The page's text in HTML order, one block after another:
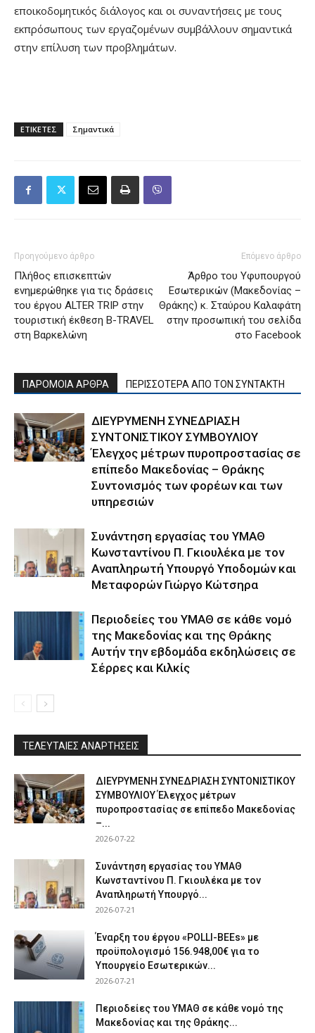
εποικοδομητικός διάλογος και οι συναντήσεις με τους
εκπρόσωπους των εργαζομένων συμβάλλουν σημαντικά
στην επίλυση των προβλημάτων.
ΕΤΙΚΕΤΕΣ Σημαντικά
Προηγούμενο άρθρο
Πλήθος επισκεπτών
ενημερώθηκε για τις δράσεις
του έργου ALTER TRIP στην
τουριστική έκθεση B-TRAVEL
στη Βαρκελώνη
Επόμενο άρθρο
Άρθρο του Υφυπουργού
Εσωτερικών (Μακεδονίας –
Θράκης) κ. Σταύρου Καλαφάτη
στην προσωπική του σελίδα
στο Facebook
ΠΑΡΟΜΟΙΑ ΑΡΘΡΑ ΠΕΡΙΣΣΟΤΕΡΑ ΑΠΟ ΤΟΝ ΣΥΝΤΑΚΤΗ
ΔΙΕΥΡΥΜΕΝΗ ΣΥΝΕΔΡΙΑΣΗ
ΣΥΝΤΟΝΙΣΤΙΚΟΥ ΣΥΜΒΟΥΛΙΟΥ
Έλεγχος μέτρων πυροπροστασίας σε
επίπεδο Μακεδονίας – Θράκης
Συντονισμός των φορέων και των
υπηρεσιών
Συνάντηση εργασίας του ΥΜΑΘ
Κωνσταντίνου Π. Γκιουλέκα με τον
Αναπληρωτή Υπουργό Υποδομών και
Μεταφορών Γιώργο Κώτσηρα
Περιοδείες του ΥΜΑΘ σε κάθε νομό
της Μακεδονίας και της Θράκης
Αυτήν την εβδομάδα εκδηλώσεις σε
Σέρρες και Κιλκίς
ΤΕΛΕΥΤΑΙΕΣ ΑΝΑΡΤΗΣΕΙΣ
ΔΙΕΥΡΥΜΕΝΗ ΣΥΝΕΔΡΙΑΣΗ ΣΥΝΤΟΝΙΣΤΙΚΟΥ
ΣΥΜΒΟΥΛΙΟΥ Έλεγχος μέτρων
πυροπροστασίας σε επίπεδο Μακεδονίας
–...
2026-07-22
Συνάντηση εργασίας του ΥΜΑΘ
Κωνσταντίνου Π. Γκιουλέκα με τον
Αναπληρωτή Υπουργό...
2026-07-21
Έναρξη του έργου «POLLI-BEEs» με
προϋπολογισμό 156.948,00€ για το
Υπουργείο Εσωτερικών...
2026-07-21
Περιοδείες του ΥΜΑΘ σε κάθε νομό της
Μακεδονίας και της Θράκης...